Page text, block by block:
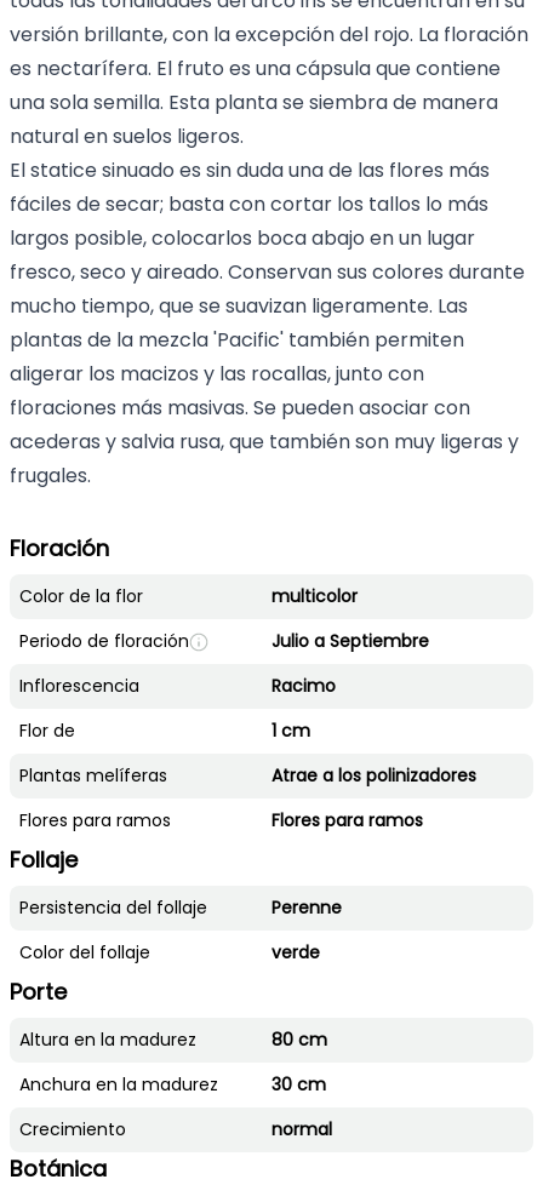
versión brillante, con la excepción del rojo. La floración
es nectarífera. El fruto es una cápsula que contiene
una sola semilla. Esta planta se siembra de manera
natural en suelos ligeros.
El statice sinuado es sin duda una de las flores más
fáciles de secar; basta con cortar los tallos lo más
largos posible, colocarlos boca abajo en un lugar
fresco, seco y aireado. Conservan sus colores durante
mucho tiempo, que se suavizan ligeramente. Las
plantas de la mezcla 'Pacific' también permiten
aligerar los macizos y las rocallas, junto con
floraciones más masivas. Se pueden asociar con
acederas y salvia rusa, que también son muy ligeras y
frugales.
Floración
Color de la flor
multicolor
Periodo de floración
Julio a Septiembre
Inflorescencia
Racimo
Flor de
1 cm
Plantas melíferas
Atrae a los polinizadores
Flores para ramos
Flores para ramos
Follaje
Persistencia del follaje
Perenne
Color del follaje
verde
Porte
Altura en la madurez
80 cm
Anchura en la madurez
30 cm
Crecimiento
normal
Botánica